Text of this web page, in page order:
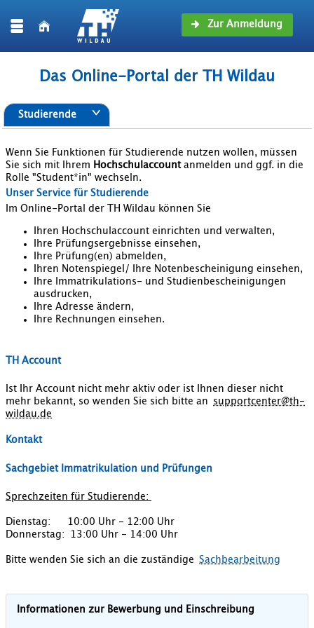
Zur Anmeldung
Das Online-Portal der TH Wildau
Studierende
Wenn Sie Funktionen für Studierende nutzen wollen, müssen
Sie sich mit Ihrem Hochschulaccount anmelden und ggf. in die
Rolle "Student*in" wechseln.
Unser Service für Studierende
Im Online-Portal der TH Wildau können Sie
Ihren Hochschulaccount einrichten und verwalten,
Ihre Prüfungsergebnisse einsehen,
Ihre Prüfung(en) abmelden,
Ihren Notenspiegel/ Ihre Notenbescheinigung einsehen,
Ihre Immatrikulations- und Studienbescheinigungen
ausdrucken,
Ihre Adresse ändern,
Ihre Rechnungen einsehen.
TH Account
Ist Ihr Account nicht mehr aktiv oder ist Ihnen dieser nicht
mehr bekannt, so wenden Sie sich bitte an
supportcenter@th-
wildau.de
Kontakt
Sachgebiet Immatrikulation und Prüfungen
Sprechzeiten für Studierende:
Dienstag: 10:00 Uhr - 12:00 Uhr
Donnerstag: 13:00 Uhr - 14:00 Uhr
Bitte wenden Sie sich an die zuständige Sachbearbeitung
Informationen zur Bewerbung und Einschreibung